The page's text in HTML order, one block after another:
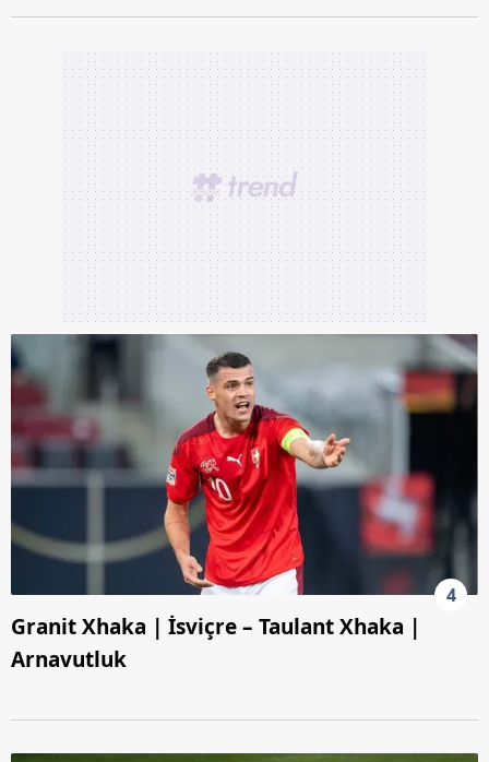
4
Granit Xhaka | İsviçre – Taulant Xhaka |
Arnavutluk